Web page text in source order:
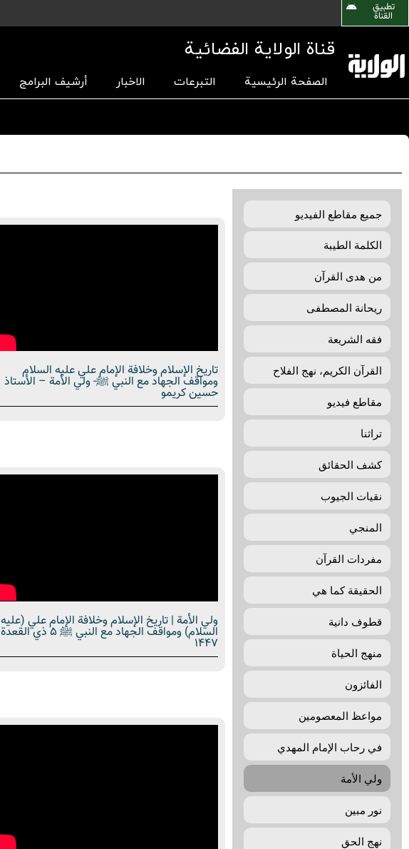
تطبیق
القناة
قناة الولاية الفضائية
الصفحة الرئيسية التبرعات الاخبار أرشیف البرامج
جمیع مقاطع الفیدیو
الکلمة الطيبة
من هدی القرآن
ريحانة المصطفی
فقه الشريعة
القرآن الكريم، نهج الفلاح
مقاطع فيديو
تراثنا
كشف الحقائق
نقيات الجيوب
المنجي
مفردات القرآن
الحقيقة كما هي
قطوف دانية
منهج الحياة
الفائزون
مواعظ المعصومين
في رحاب الإمام المهدي
ولي الأمة
نور مبين
نهج الحق
تاريخ الإسلام وخلافة الإمام علي عليه السلام
ومواقف الجهاد مع النبي ﷺ- ولي الأمة – الأستاذ
حسين كريمو
ولي الأمة | تاريخ الإسلام وخلافة الإمام علي (عليه
السلام) ومواقف الجهاد مع النبي ﷺ 5 ذي القعدة
1447